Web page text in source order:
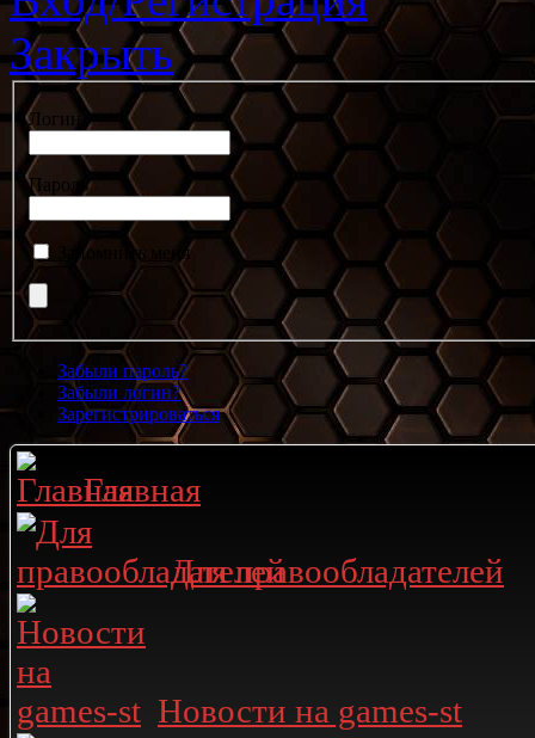
Закрыть
Логин
Пароль
Запомнить меня
Забыли пароль?
Забыли логин?
Зарегистрироваться
Главная
Для правообладателей
Новости на games-st